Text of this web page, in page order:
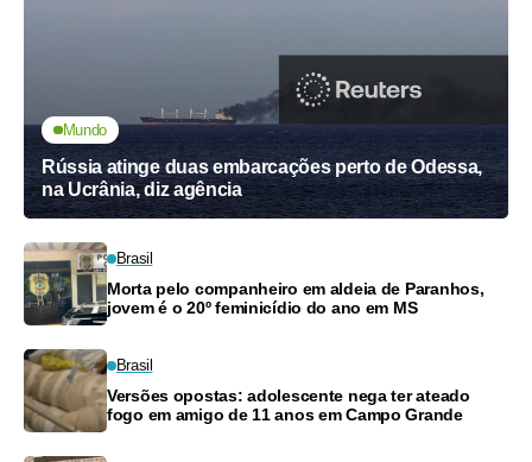
Mundo
Rússia atinge duas embarcações perto de Odessa,
na Ucrânia, diz agência
Brasil
Morta pelo companheiro em aldeia de Paranhos,
jovem é o 20º feminicídio do ano em MS
Brasil
Versões opostas: adolescente nega ter ateado
fogo em amigo de 11 anos em Campo Grande